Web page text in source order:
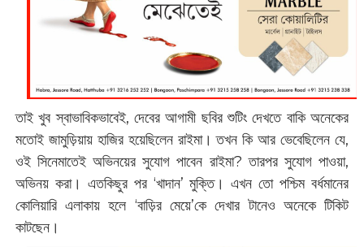
তাই খুব স্বাভাবিকভাবেই, দেবের আগামী ছবির শুটিং দেখতে বাকি অনেকের
মতোই জামুড়িয়ায় হাজির হয়েছিলেন রাইমা। তখন কি আর ভেবেছিলেন যে,
ওই সিনেমাতেই অভিনয়ের সুযোগ পাবেন রাইমা? তারপর সুযোগ পাওয়া,
অভিনয় করা। এতকিছুর পর ‘খাদান’ মুক্তি। এখন তো পশ্চিম বর্ধমানের
কোলিয়ারি এলাকায় হলে ‘বাড়ির মেয়ে’কে দেখার টানেও অনেকে টিকিট
কাটছেন।